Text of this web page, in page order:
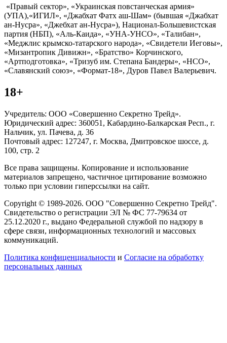
«Правый сектор», «Украинская повстанческая армия»
(УПА),«ИГИЛ», «Джабхат Фатх аш-Шам» (бывшая «Джабхат
ан-Нусра», «Джебхат ан-Нусра»), Национал-Большевистская
партия (НБП), «Аль-Каида», «УНА-УНСО», «Талибан»,
«Меджлис крымско-татарского народа», «Свидетели Иеговы»,
«Мизантропик Дивижн», «Братство» Корчинского,
«Артподготовка», «Тризуб им. Степана Бандеры», «НСО»,
«Славянский союз», «Формат-18», Дуров Павел Валерьевич.
18+
Учредитель: ООО «Совершенно Секретно Трейд».
Юридический адрес: 360051, Кабардино-Балкарская Респ., г.
Нальчик, ул. Пачева, д. 36
Почтовый адрес: 127247, г. Москва, Дмитровское шоссе, д.
100, стр. 2
Все права защищены. Копирование и использование
материалов запрещено, частичное цитирование возможно
только при условии гиперссылки на сайт.
Copyright © 1989-2026. ООО "Совершенно Секретно Трейд".
Свидетельство о регистрации ЭЛ № ФС 77-79634 от
25.12.2020 г., выдано Федеральной службой по надзору в
сфере связи, информационных технологий и массовых
коммуникаций.
Политика конфиценциальности и Согласие на обработку
персональных данных